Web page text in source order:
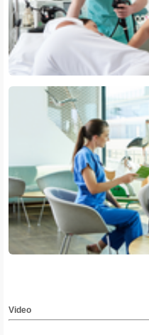
Video